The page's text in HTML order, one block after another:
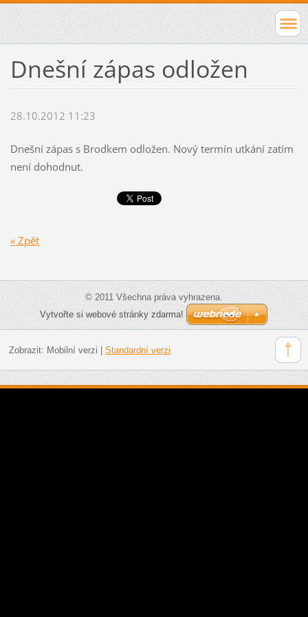
Dnešní zápas odložen
28.10.2012 11:23
Dnešní zápas s Brodkem odložen. Nový termín utkání zatím
není dohodnut.
« Zpět
© 2011 Všechna práva vyhrazena.
Vytvořte si webové stránky zdarma!
Zobrazit: Mobilní verzi Standardní verzi